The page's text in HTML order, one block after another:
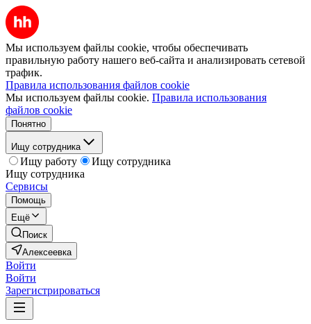
Мы используем файлы cookie, чтобы обеспечивать
правильную работу нашего веб-сайта и анализировать сетевой
трафик.
Правила использования файлов cookie
Мы используем файлы cookie. Правила использования
файлов cookie
Понятно
Ищу сотрудника
Ищу работу
Ищу сотрудника
Ищу сотрудника
Сервисы
Помощь
Ещё
Поиск
Алексеевка
Войти
Войти
Зарегистрироваться